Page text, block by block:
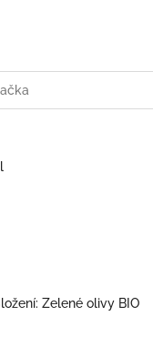
Zelené olivy BIO